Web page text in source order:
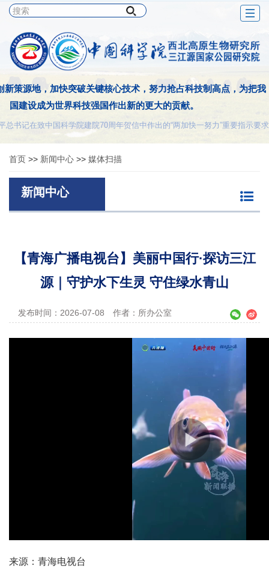
新策源地，加快突破关键核心技术，努力抢占科技制高点，为把我
国建设成为世界科技强国作出新的更大的贡献。
书记在致中国科学院建院70周年贺信中作出的“两加快一努力”重要指示要求
首页 >> 新闻中心 >> 媒体扫描
新闻中心
【青海广播电视台】美丽中国行·探访三江
源｜守护水下生灵 守住绿水青山
发布时间：2026-07-08 作者：所办公室
来源：青海电视台